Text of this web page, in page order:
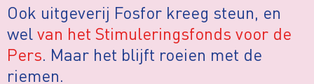
Ook uitgeverij Fosfor kreeg steun, en
welvan het Stimuleringsfonds voor de
Pers. Maar het blijft roeien met de
riemen.